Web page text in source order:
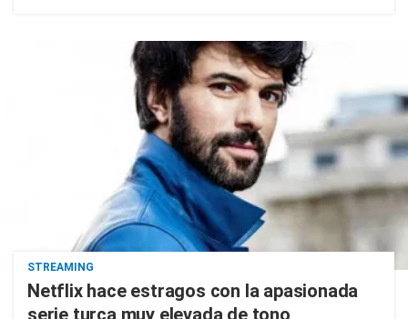
STREAMING
Netflix hace estragos con la apasionada
serie turca muy elevada de tono